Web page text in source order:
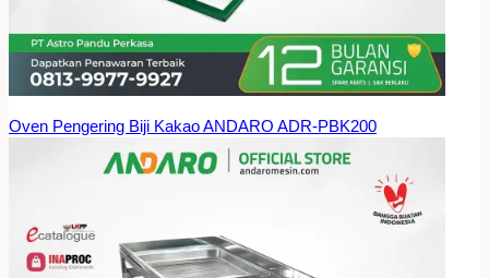
Oven Pengering Biji Kakao ANDARO ADR-PBK200